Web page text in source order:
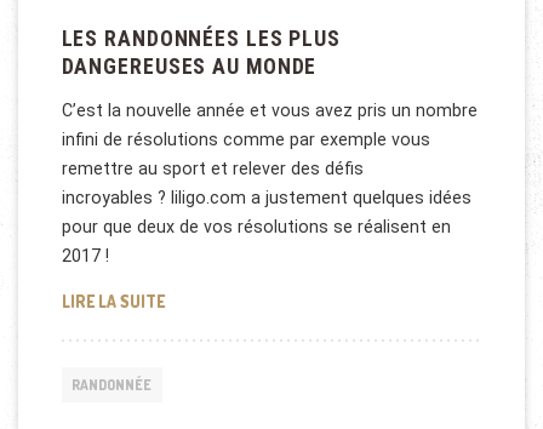
LES RANDONNÉES LES PLUS
DANGEREUSES AU MONDE
C’est la nouvelle année et vous avez pris un nombre
infini de résolutions comme par exemple vous
remettre au sport et relever des défis
incroyables ? liligo.com a justement quelques idées
pour que deux de vos résolutions se réalisent en
2017 !
LIRE LA SUITELES RANDONNÉES LES PLUS DANGEREUSES AU
RANDONNÉE